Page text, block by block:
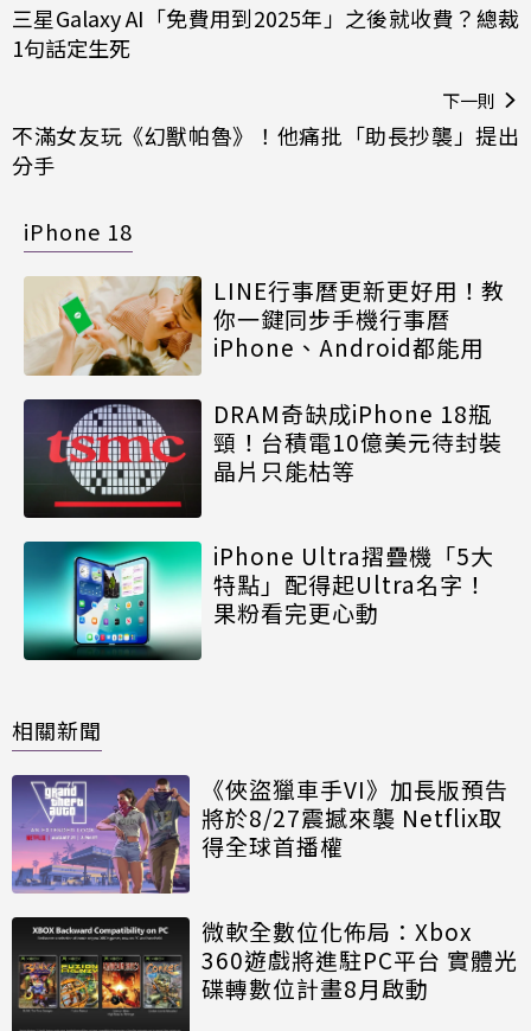
三星Galaxy AI「免費用到2025年」之後就收費？總裁
1句話定生死
下一則
不滿女友玩《幻獸帕魯》！他痛批「助長抄襲」提出
分手
iPhone 18
LINE行事曆更新更好用！教
你一鍵同步手機行事曆
iPhone、Android都能用
DRAM奇缺成iPhone 18瓶
頸！台積電10億美元待封裝
晶片只能枯等
iPhone Ultra摺疊機「5大
特點」配得起Ultra名字！
果粉看完更心動
相關新聞
《俠盜獵車手VI》加長版預告
將於8/27震撼來襲 Netflix取
得全球首播權
微軟全數位化佈局：Xbox
360遊戲將進駐PC平台 實體光
碟轉數位計畫8月啟動